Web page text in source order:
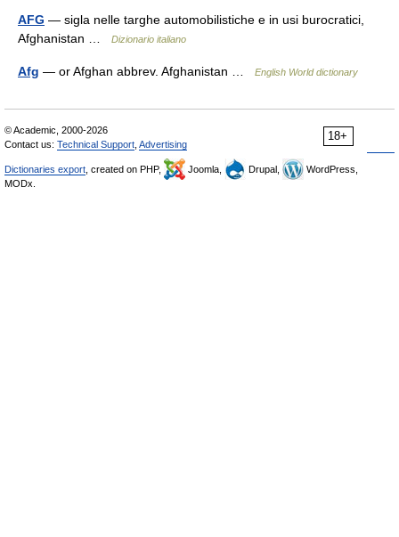
AFG — sigla nelle targhe automobilistiche e in usi burocratici,
Afghanistan …
Dizionario italiano
Afg — or Afghan abbrev. Afghanistan … English World dictionary
18+
© Academic, 2000-2026
Contact us: Technical Support Advertising
Dictionaries export , created on PHP, Joomla, Drupal,
WordPress,
MODx.